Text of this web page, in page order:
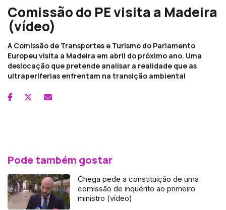
Comissão do PE visita a Madeira
(vídeo)
A Comissão de Transportes e Turismo do Parlamento
Europeu visita a Madeira em abril do próximo ano. Uma
deslocação que pretende analisar a realidade que as
ultraperiferias enfrentam na transição ambiental
Pode também gostar
Chega pede a constituição de uma
comissão de inquérito ao primeiro
ministro (vídeo)